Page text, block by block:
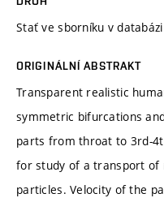
Stať ve sborníku v databázi
ORIGINÁLNÍ ABSTRAKT
Transparent realistic
symmetric bifurcations
parts from throat to 3rd-
for study of a transport of
particles. Velocity of the